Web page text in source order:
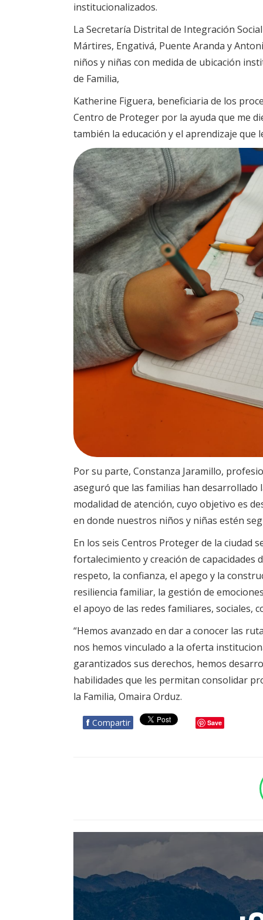
institucionalizados.
La Secretaría Distrital de Integración
Mártires, Engativá, Puente Aranda y
niños y niñas con medida de ubicación
de Familia,
Katherine Figuera, beneficiaria de los
Centro de Proteger por la ayuda que me
también la educación y el aprendizaje que
Por su parte, Constanza Jaramillo,
aseguró que las familias han desarrollado
modalidad de atención, cuyo objetivo es
en donde nuestros niños y niñas estén
En los seis Centros Proteger de la ciudad
fortalecimiento y creación de capacidades
respeto, la confianza, el apego y la
resiliencia familiar, la gestión de
el apoyo de las redes familiares, sociales,
“Hemos avanzado en dar a conocer las
nos hemos vinculado a la oferta
garantizados sus derechos, hemos
habilidades que les permitan consolidar
la Familia, Omaira Orduz.
f Compartir Save